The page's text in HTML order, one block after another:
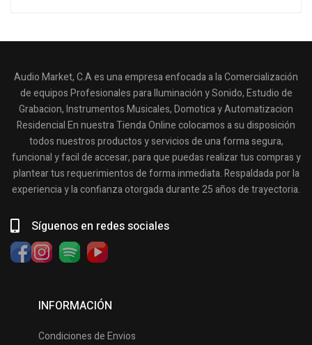
Audio Market, C.A es una empresa enfocada a la Comercialización
de equipos Profesionales para Iluminación y Sonido, Estudio de
Grabacion, Instrumentos Musicales, Domotica y Automatizacion
Residencial En nuestra Tienda Online colocamos a su disposición
todos nuestros productos y servicios de una forma segura,
funcional y facil de accesar, para que puedas realizar tus compras y
plantear tus requerimientos de forma inmediata. Respaldada por la
experiencia y la confianza otorgada durante 25 años de trayectoria.
Síguenos en redes sociales
INFORMACIÓN
Condiciones de Envios